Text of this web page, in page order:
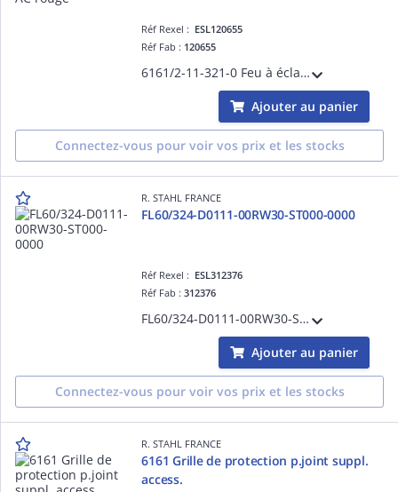
Réf Rexel : ESL120655
Réf Fab : 120655
6161/2-11-321-0 Feu à éclat 230V AC rouge
Ajouter au panier
Connectez-vous pour voir vos prix et les stocks
R. STAHL FRANCE
FL60/324-D0111-00RW30-ST000-0000
Réf Rexel : ESL312376
Réf Fab :312376
FL60/324-D0111-00RW30-ST000-0000
Ajouter au panier
Connectez-vous pour voir vos prix et les stocks
R. STAHL FRANCE
6161 Grille de protection p.joint suppl.
access.